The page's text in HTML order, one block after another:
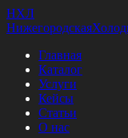
НХЛ
Нижегородская
Главная
Каталог
Услуги
Кейсы
Статьи
О нас